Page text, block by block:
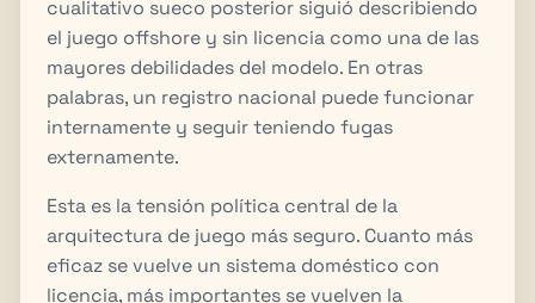
cualitativo sueco posterior siguió describiendo
el juego offshore y sin licencia como una de las
mayores debilidades del modelo. En otras
palabras, un registro nacional puede funcionar
internamente y seguir teniendo fugas
externamente.
Esta es la tensión política central de la
arquitectura de juego más seguro. Cuanto más
eficaz se vuelve un sistema doméstico con
licencia, más importantes se vuelven la